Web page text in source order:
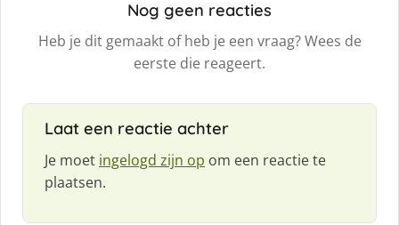
Nog geen reacties
Heb je dit gemaakt of heb je een vraag? Wees de
eerste die reageert.
Laat een reactie achter
Je moet ingelogd zijn op om een reactie te
plaatsen.